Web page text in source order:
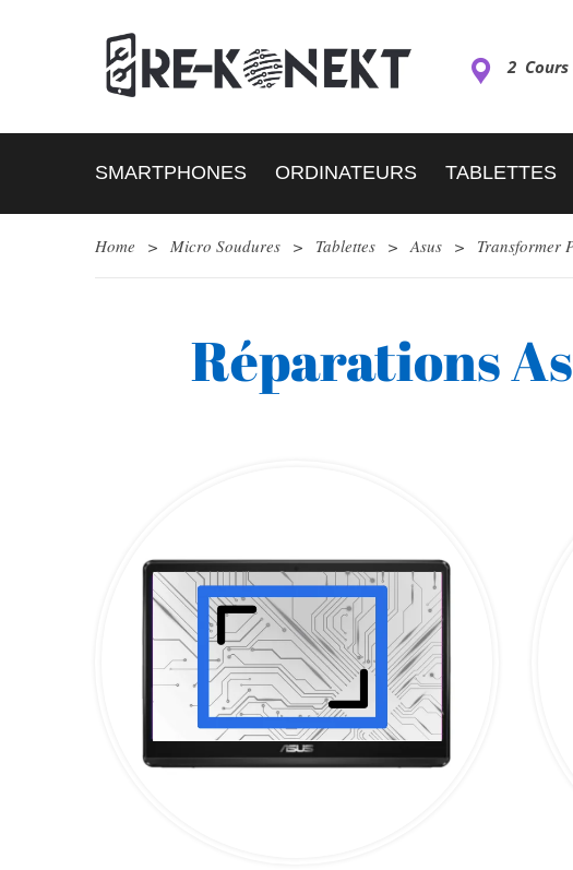
2 Cours
SMARTPHONES ORDINATEURS TABLETTES
Home > Micro Soudures > Tablettes > Asus > Transformer
Réparations